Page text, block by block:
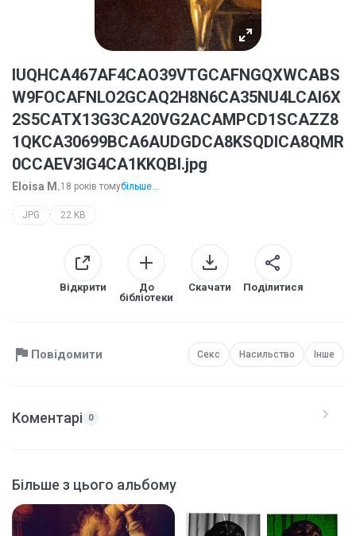
IUQHCA467AF4CAO39VTGCAFNGQXWCABS
W9FOCAFNLO2GCAQ2H8N6CA35NU4LCAI6X
2S5CATX13G3CA20VG2ACAMPCD1SCAZZ8
1QKCA30699BCA6AUDGDCA8KSQDICA8QMR
0CCAEV3IG4CA1KKQBI.jpg
Eloisa M.18 років томубільше...
JPG 22 KB
Відкрити
До
бібліотеки
Скачати Поділитися
Повідомити Секс Насильство Інше
Коментарі 0
Більше з цього альбому